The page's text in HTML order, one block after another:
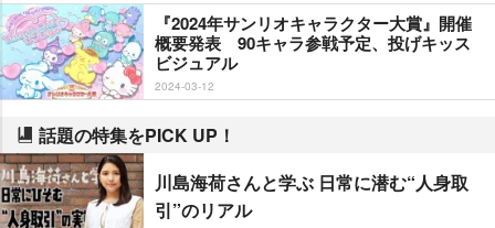
『2024年サンリオキャラクター大賞』開催
概要発表 90キャラ参戦予定、投げキッス
ビジュアル
2024-03-12
話題の特集をPICK UP！
川島海荷さんと学ぶ 日常に潜む“人身取
引”のリアル